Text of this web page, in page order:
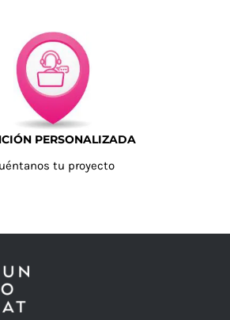
PERSONALIZADA
tu proyecto